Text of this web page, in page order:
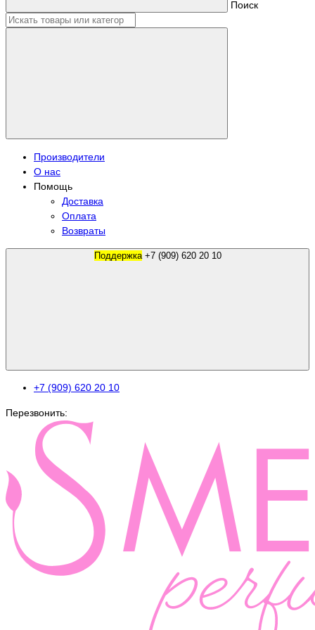
Поиск
Производители
О нас
Помощь
Доставка
Оплата
Возвраты
Поддержка +7 (909) 620 20 10
+7 (909) 620 20 10
Перезвонить: